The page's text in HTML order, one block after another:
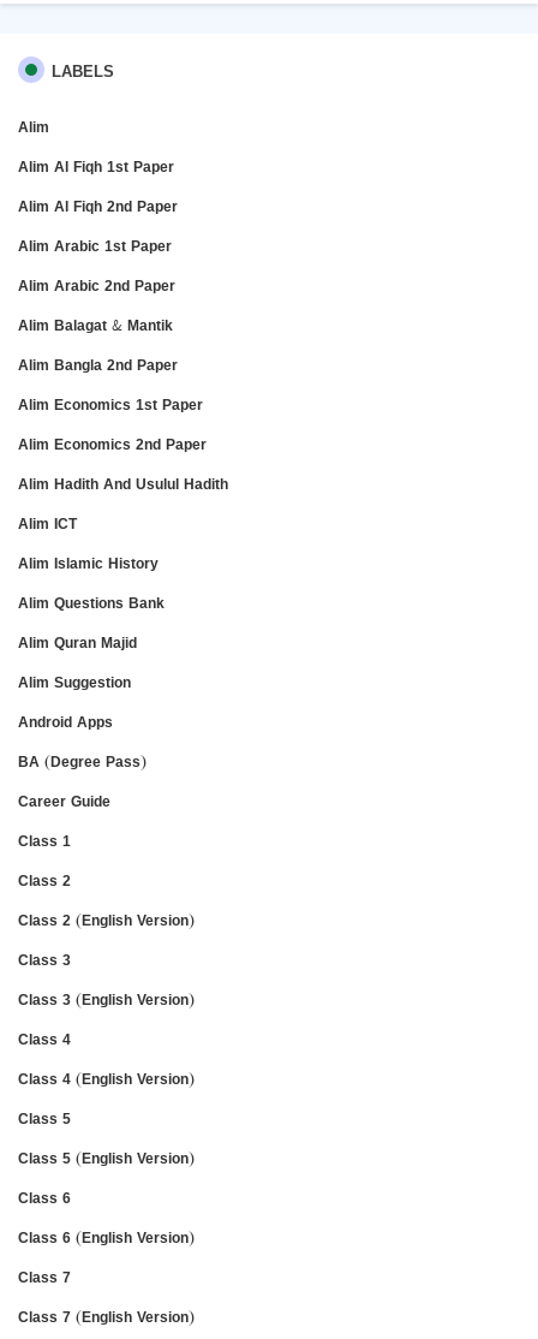
LABELS
Alim
Alim Al Fiqh 1st Paper
Alim Al Fiqh 2nd Paper
Alim Arabic 1st Paper
Alim Arabic 2nd Paper
Alim Balagat & Mantik
Alim Bangla 2nd Paper
Alim Economics 1st Paper
Alim Economics 2nd Paper
Alim Hadith And Usulul Hadith
Alim ICT
Alim Islamic History
Alim Questions Bank
Alim Quran Majid
Alim Suggestion
Android Apps
BA (Degree Pass)
Career Guide
Class 1
Class 2
Class 2 (English Version)
Class 3
Class 3 (English Version)
Class 4
Class 4 (English Version)
Class 5
Class 5 (English Version)
Class 6
Class 6 (English Version)
Class 7
Class 7 (English Version)